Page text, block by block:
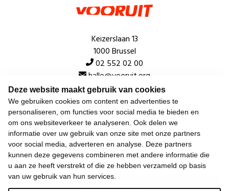
Deze website maakt gebruik van cookies
We gebruiken cookies om content en advertenties te
personaliseren, om functies voor social media te bieden en
om ons websiteverkeer te analyseren. Ook delen we
informatie over uw gebruik van onze site met onze partners
voor social media, adverteren en analyse. Deze partners
kunnen deze gegevens combineren met andere informatie die
u aan ze heeft verstrekt of die ze hebben verzameld op basis
van uw gebruik van hun services.
Keizerslaan 13
1000 Brussel
02 552 02 00
hallo@vooruit.org
Snel
Over de beweging
Algemeen